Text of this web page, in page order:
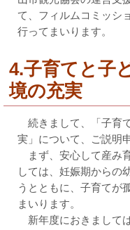
て、フィルムコミッシ
行ってまいります。
4.子育てと子
境の充実
続きまして、「子育
実」について、ご説明
まず、安心して産み
しては、妊娠期からの
うとともに、子育てが
まいります。
新年度におきまして